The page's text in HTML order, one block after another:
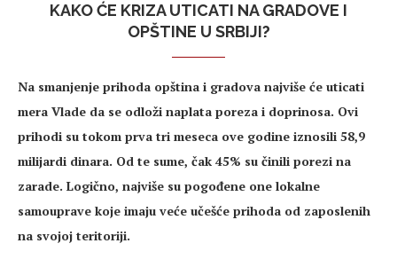
KAKO ĆE KRIZA UTICATI NA GRADOVE I
OPŠTINE U SRBIJI?
Na smanjenje prihoda opština i gradova najviše će uticati
mera Vlade da se odloži naplata poreza i doprinosa. Ovi
prihodi su tokom prva tri meseca ove godine iznosili 58,9
milijardi dinara. Od te sume, čak 45% su činili porezi na
zarade. Logično, najviše su pogođene one lokalne
samouprave koje imaju veće učešće prihoda od zaposlenih
na svojoj teritoriji.